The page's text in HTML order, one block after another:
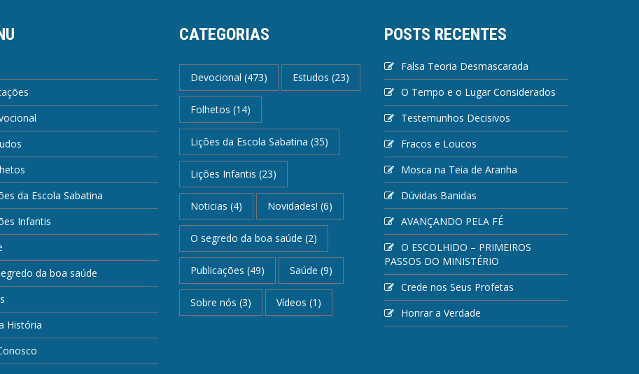
da Escola Sabatina
Infantis
da boa saúde
História
CATEGORIAS
Devocional (473) Estudos (23)
Folhetos (14)
Lições da Escola Sabatina (35)
Lições Infantis (23)
Noticias (4) Novidades! (6)
O segredo da boa saúde (2)
Publicações (49) Saúde (9)
Sobre nós (3) Vídeos (1)
POSTS RECENTES
Falsa Teoria Desmascarada
O Tempo e o Lugar Considerados
Testemunhos Decisivos
Fracos e Loucos
Mosca na Teia de Aranha
Dúvidas Banidas
AVANÇANDO PELA FÉ
O ESCOLHIDO – PRIMEIROS
PASSOS DO MINISTÉRIO
Crede nos Seus Profetas
Honrar a Verdade